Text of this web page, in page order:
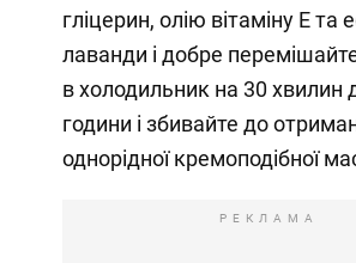
гліцерин, олію вітаміну Е та
лаванди і добре
в холодильник на 30 хвилин
години і збивайте до
однорідної кремоподібної
РЕКЛАМА